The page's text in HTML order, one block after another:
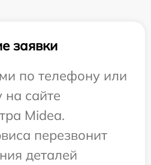
заявки
по телефону или
на сайте
Midea.
перезвонит
деталей